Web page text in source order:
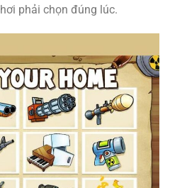
phải chọn đúng lúc.